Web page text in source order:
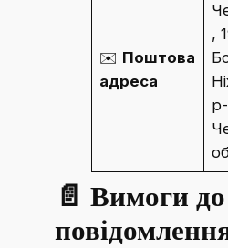
✉️ Поштова
адреса
,
📄 Вимоги до